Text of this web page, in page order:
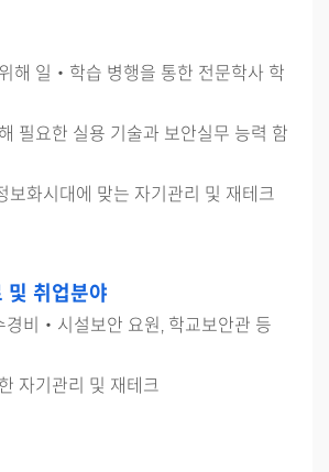
해 일‧학습 병행을 통한 전문학사 학
필요한 실용 기술과 보안실무 능력 함
보화시대에 맞는 자기관리 및 재테크
및 취업분야
비‧시설보안 요원, 학교보안관 등
자기관리 및 재테크